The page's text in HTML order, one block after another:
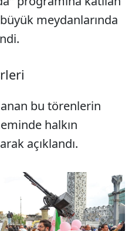
meydanlarında
Sesi Aç
bu törenlerin
halkın
açıklandı.